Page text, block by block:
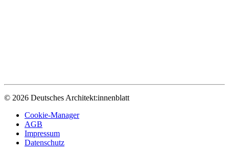
© 2026 Deutsches Architekt:innenblatt
Cookie-Manager
AGB
Impressum
Datenschutz